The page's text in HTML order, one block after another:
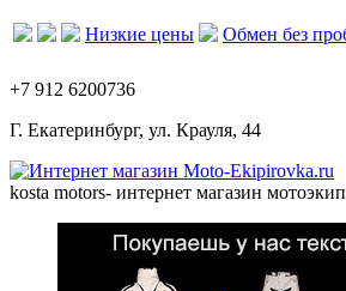
Низкие цены Обмен без
+7 912 6200736
Г. Екатеринбург, ул. Крауля, 44
kosta motors- интернет магазин